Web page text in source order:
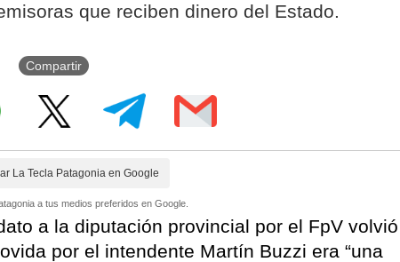
que reciben dinero del Estado.
Compartir
La Tecla Patagonia en Google
a tus medios preferidos en Google.
a la diputación provincial por el FpV volvió
por el intendente Martín Buzzi era “una